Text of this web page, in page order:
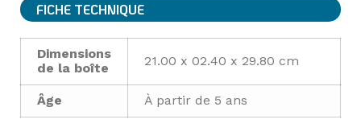
FICHE TECHNIQUE
Dimensions
de la boîte
21.00 x 02.40 x 29.80 cm
Âge À partir de 5 ans